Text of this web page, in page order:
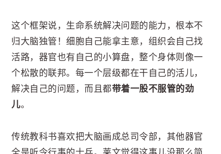
这个框架说，生命系统解决问题的能力，根本不
归大脑独管！细胞自己能拿主意，组织会自己找
活路，器官也有自己的小算盘，整个身体则像一
个松散的联邦。每一个层级都在干自己的活儿，
解决自己的问题，而且都带着一股不服管的劲
儿。
传统教科书喜欢把大脑画成总司令部，其他器官